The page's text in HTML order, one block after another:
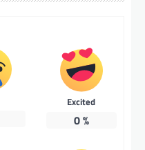
Excited
0%